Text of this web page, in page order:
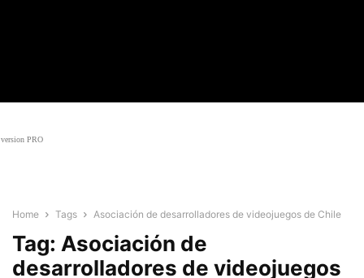
version PRO
Home Tags Asociación de desarrolladores de videojuegos de Chile
Tag: Asociación de
desarrolladores de videojuegos